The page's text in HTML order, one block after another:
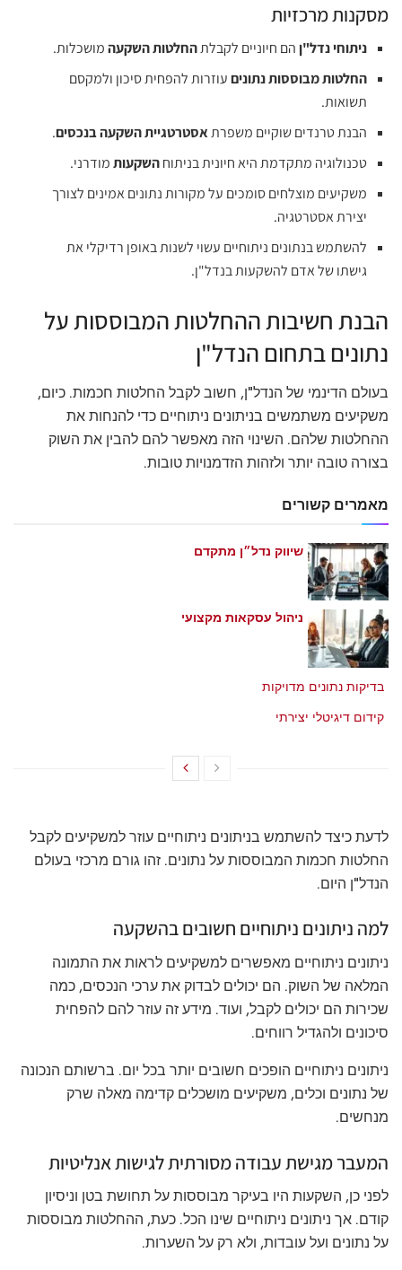
מסקנות מרכזיות
ניתוחי נדל"ןהם חיוניים לקבלתהחלטות השקעהמושכלות.
החלטות מבוססות נתוניםעוזרות להפחית סיכון ולמקסם
תשואות.
הבנת טרנדים שוקיים משפרתאסטרטגיית השקעה בנכסים.
טכנולוגיה מתקדמת היא חיונית בניתוחהשקעותמודרני.
משקיעים מוצלחים סומכים על מקורות נתונים אמינים לצורך
יצירת אסטרטגיה.
להשתמש בנתונים ניתוחיים עשוי לשנות באופן רדיקלי את
גישתו של אדם להשקעות בנדל"ן.
הבנת חשיבות ההחלטות המבוססות על
נתונים בתחום הנדל"ן
בעולם הדינמי של הנדל"ן, חשוב לקבל החלטות חכמות. כיום,
משקיעים משתמשים בניתונים ניתוחיים כדי להנחות את
ההחלטות שלהם. השינוי הזה מאפשר להם להבין את השוק
בצורה טובה יותר ולזהות הזדמנויות טובות.
מאמרים קשורים
שיווק נדל״ן מתקדם
ניהול עסקאות מקצועי
בדיקות נתונים מדויקות
קידום דיגיטלי יצירתי
לדעת כיצד להשתמש בניתונים ניתוחיים עוזר למשקיעים לקבל
החלטות חכמות המבוססות על נתונים. זהו גורם מרכזי בעולם
הנדל"ן היום.
למה ניתונים ניתוחיים חשובים בהשקעה
ניתונים ניתוחיים מאפשרים למשקיעים לראות את התמונה
המלאה של השוק. הם יכולים לבדוק את ערכי הנכסים, כמה
שכירות הם יכולים לקבל, ועוד. מידע זה עוזר להם להפחית
סיכונים ולהגדיל רווחים.
ניתונים ניתוחיים הופכים חשובים יותר בכל יום. ברשותם הנכונה
של נתונים וכלים, משקיעים מושכלים קדימה מאלה שרק
מנחשים.
המעבר מגישת עבודה מסורתית לגישות אנליטיות
לפני כן, השקעות היו בעיקר מבוססות על תחושת בטן וניסיון
קודם. אך ניתונים ניתוחיים שינו הכל. כעת, ההחלטות מבוססות
על נתונים ועל עובדות, ולא רק על השערות.